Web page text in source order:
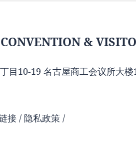
&
目10-19 名古屋商工会议所大楼
接 隐私政策